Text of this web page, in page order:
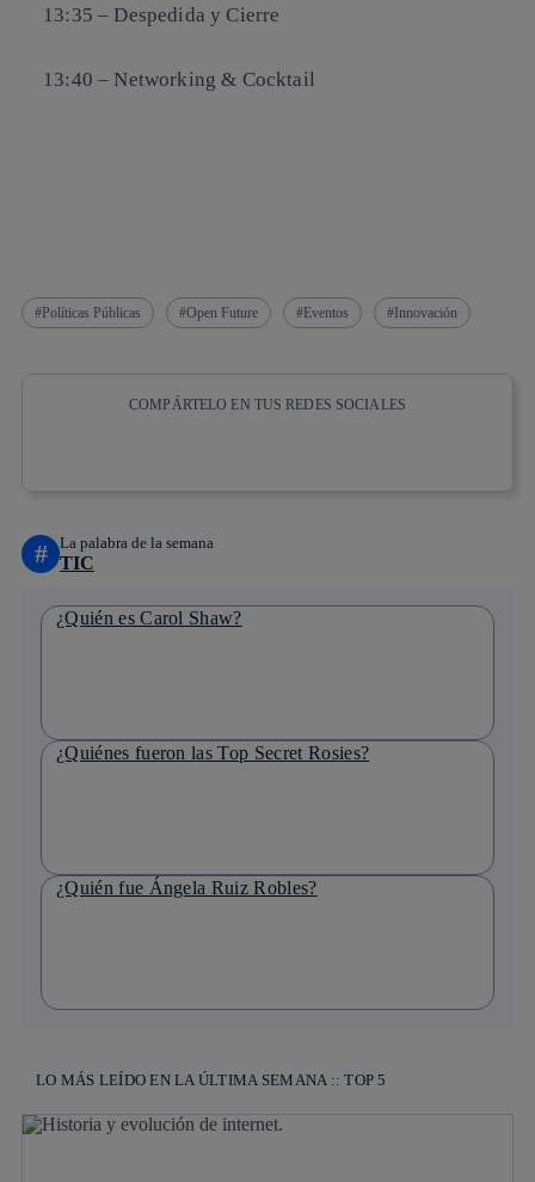
13:35 – Despedida y Cierre
13:40 – Networking & Cocktail
Políticas Públicas Open Future Eventos Innovación
COMPÁRTELO EN TUS REDES SOCIALES
# La palabra de la semana
TIC
¿Quién es Carol Shaw?
¿Quiénes fueron las Top Secret Rosies?
¿Quién fue Ángela Ruiz Robles?
LO MÁS LEÍDO EN LA ÚLTIMA SEMANA :: TOP 5